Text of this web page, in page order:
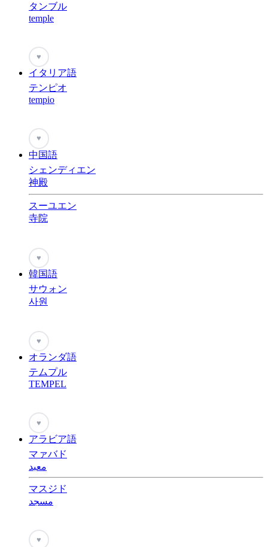
タンブル
temple
♥
イタリア語
テンピオ
tempio
♥
中国語
シェンディエン
神殿
スーユエン
寺院
♥
韓国語
サウォン
사원
♥
オランダ語
テムプル
TEMPEL
♥
アラビア語
マァバド
معبد
マスジド
مسجد
♥